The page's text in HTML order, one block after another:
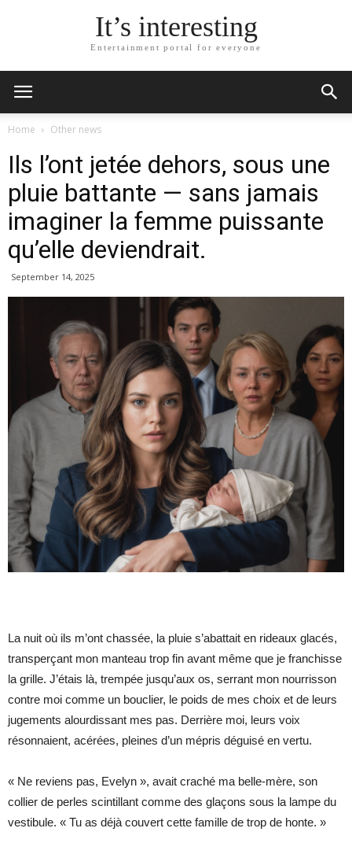
It’s interesting
Entertainment portal for everyone
Home Other news
Ils l’ont jetée dehors, sous une
pluie battante — sans jamais
imaginer la femme puissante
qu’elle deviendrait.
September 14, 2025
La nuit où ils m’ont chassée, la pluie s’abattait en rideaux glacés,
transperçant mon manteau trop fin avant même que je franchisse
la grille. J’étais là, trempée jusqu’aux os, serrant mon nourrisson
contre moi comme un bouclier, le poids de mes choix et de leurs
jugements alourdissant mes pas. Derrière moi, leurs voix
résonnaient, acérées, pleines d’un mépris déguisé en vertu.
« Ne reviens pas, Evelyn », avait craché ma belle-mère, son
collier de perles scintillant comme des glaçons sous la lampe du
vestibule. « Tu as déjà couvert cette famille de trop de honte. »